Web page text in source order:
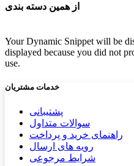
از همین دسته بندی
Your Dynamic Snippet will be
displayed because you did not
use.
خدمات مشتریان
پشتیب​​انی
سوالات متداول
راهنمای خرید و پرداخت
رویه های ارسال
شرایط مرجوعی